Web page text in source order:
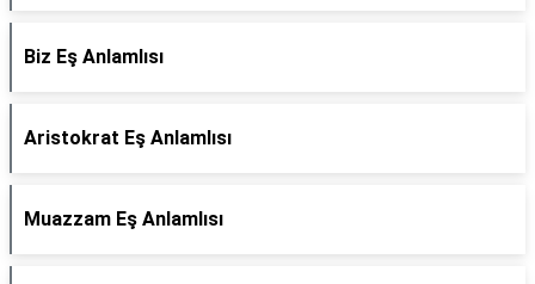
Biz Eş Anlamlısı
Aristokrat Eş Anlamlısı
Muazzam Eş Anlamlısı